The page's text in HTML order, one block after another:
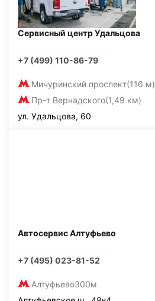
Сервисный центр Удальцова
+7 (499) 110-86-79
Мичуринский проспект(116 м)
Пр-т Вернадского(1,49 км)
ул. Удальцова, 60
Автосервис Алтуфьево
+7 (495) 023-81-52
Алтуфьево300м